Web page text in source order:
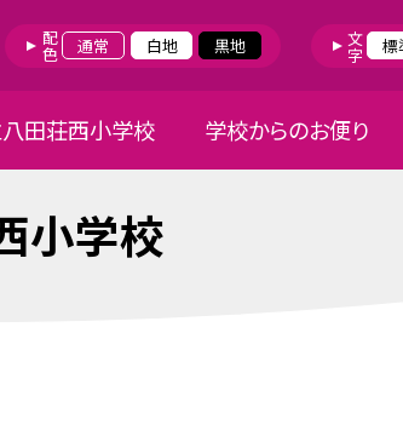
配色 通常 白地 黒地 文字 標
田荘西小学校 学校からのお便り
小学校